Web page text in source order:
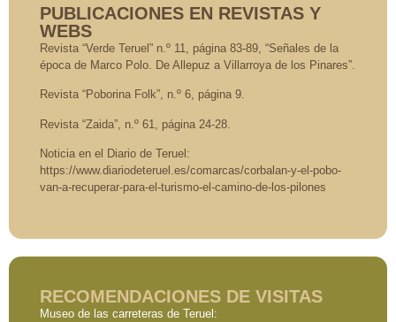
PUBLICACIONES EN REVISTAS Y
WEBS
Revista “Verde Teruel” n.º 11, página 83-89, “Señales de la
época de Marco Polo. De Allepuz a Villarroya de los Pinares”.
Revista “Poborina Folk”, n.º 6, página 9.
Revista “Zaida”, n.º 61, página 24-28.
Noticia en el Diario de Teruel:
https://www.diariodeteruel.es/comarcas/corbalan-y-el-pobo-
van-a-recuperar-para-el-turismo-el-camino-de-los-pilones
RECOMENDACIONES DE VISITAS
Museo de las carreteras de Teruel: